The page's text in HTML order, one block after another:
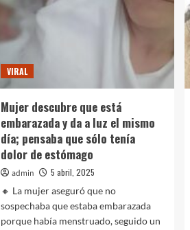
La
gripe
aviar
en
niña
VIRAL
Mujer descubre que está
embarazada y da a luz el mismo
día; pensaba que sólo tenía
dolor de estómago
admin
5 abril, 2025
🔸 La mujer aseguró que no
sospechaba que estaba embarazada
porque había menstruado, seguido un